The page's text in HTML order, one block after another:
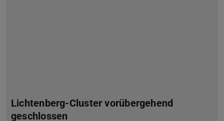
Lichtenberg-Cluster vorübergehend
geschlossen